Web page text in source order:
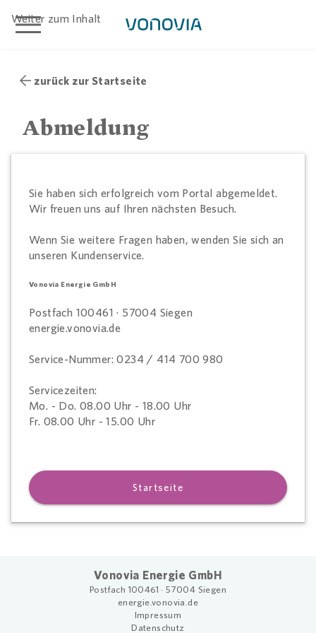
Weiter zum Inhalt
menu
zurück zur Startseite
Abmeldung
Sie haben sich erfolgreich vom Portal abgemeldet.
Wir freuen uns auf Ihren nächsten Besuch.
Wenn Sie weitere Fragen haben, wenden Sie sich an
unseren Kundenservice.
Vonovia Energie GmbH
Postfach 100461 · 57004 Siegen
energie.vonovia.de
Service-Nummer: 0234 / 414 700 980
Servicezeiten:
Mo. - Do. 08.00 Uhr - 18.00 Uhr
Fr. 08.00 Uhr - 15.00 Uhr
Startseite
Vonovia Energie GmbH
Postfach 100461 · 57004 Siegen
energie.vonovia.de
Impressum
Datenschutz